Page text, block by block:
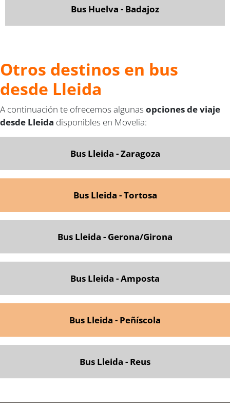
Bus Huelva - Badajoz
Otros destinos en bus
desde Lleida
A continuación te ofrecemos algunas opciones de viaje
desde Lleida disponibles en Movelia:
Bus Lleida - Zaragoza
Bus Lleida - Tortosa
Bus Lleida - Gerona/Girona
Bus Lleida - Amposta
Bus Lleida - Peñíscola
Bus Lleida - Reus